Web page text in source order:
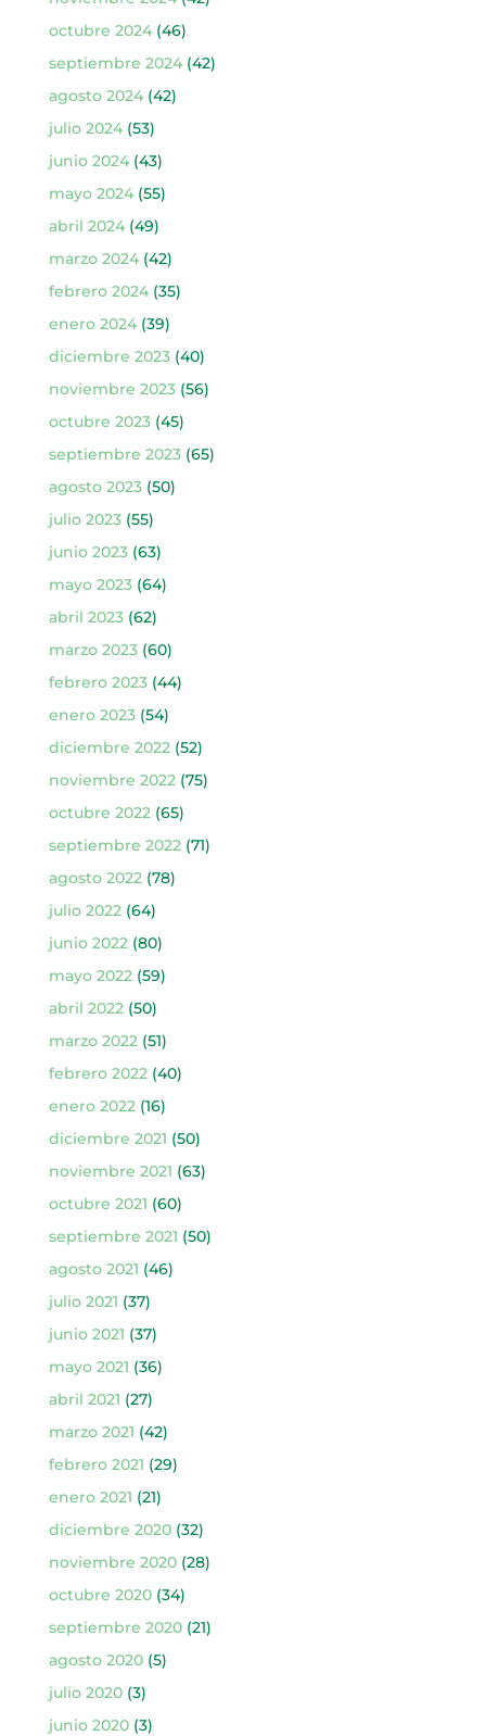
octubre 2024(46)
septiembre 2024(42)
agosto 2024(42)
julio 2024(53)
junio 2024(43)
mayo 2024(55)
abril 2024(49)
marzo 2024(42)
febrero 2024(35)
enero 2024(39)
diciembre 2023(40)
noviembre 2023(56)
octubre 2023(45)
septiembre 2023(65)
agosto 2023(50)
julio 2023(55)
junio 2023(63)
mayo 2023(64)
abril 2023(62)
marzo 2023(60)
febrero 2023(44)
enero 2023(54)
diciembre 2022(52)
noviembre 2022(75)
octubre 2022(65)
septiembre 2022(71)
agosto 2022(78)
julio 2022(64)
junio 2022(80)
mayo 2022(59)
abril 2022(50)
marzo 2022(51)
febrero 2022(40)
enero 2022(16)
diciembre 2021 (50)
noviembre 2021 (63)
octubre 2021 (60)
septiembre 2021 (50)
agosto 2021 (46)
julio 2021 (37)
junio 2021 (37)
mayo 2021 (36)
abril 2021 (27)
marzo 2021 (42)
febrero 2021 (29)
enero 2021 (21)
diciembre 2020(32)
noviembre 2020(28)
octubre 2020(34)
septiembre 2020(21)
agosto 2020(5)
julio 2020(3)
junio 2020(3)